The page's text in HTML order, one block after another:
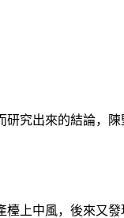
研究出來的結論，
上中風，後來又